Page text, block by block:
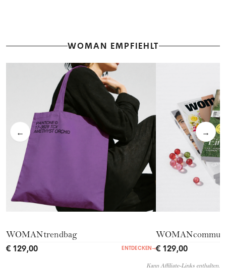
WOMAN EMPFIEHLT
← →
WOMANtrendbag
€ 129,00 ENTDECKEN →€ 129,00
Kann Affiliate-Links enthalten.